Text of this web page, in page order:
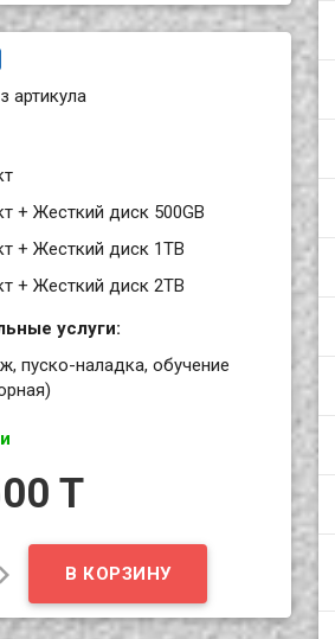
артикула
+ Жесткий диск 500GB
+ Жесткий диск 1TB
+ Жесткий диск 2TB
услуги:
пуско-наладка, обучение
T
